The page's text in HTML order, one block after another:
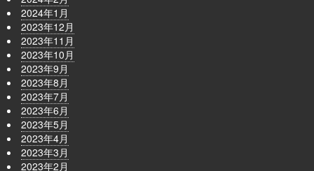
2024年1月
2023年12月
2023年11月
2023年10月
2023年9月
2023年8月
2023年7月
2023年6月
2023年5月
2023年4月
2023年3月
2023年2月